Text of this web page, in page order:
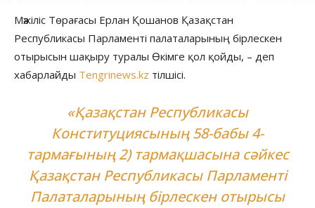
Мәжіліс Төрағасы Ерлан Қошанов Қазақстан
Республикасы Парламенті палаталарының бірлескен
отырысын шақыру туралы Өкімге қол қойды, – деп
хабарлайды Tengrinews.kz тілшісі.
«Қазақстан Республикасы
Конституциясының 58-бабы 4-
тармағының 2) тармақшасына сәйкес
Қазақстан Республикасы Парламенті
Палаталарының бірлескен отырысы